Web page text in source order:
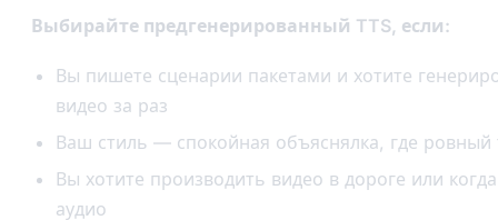
Выбирайте предгенерированный TTS, если:
Вы пишете сценарии пакетами и хотите
видео за раз
Ваш стиль — спокойная объяснялка, где ровный
Вы хотите производить видео в дороге или
аудио